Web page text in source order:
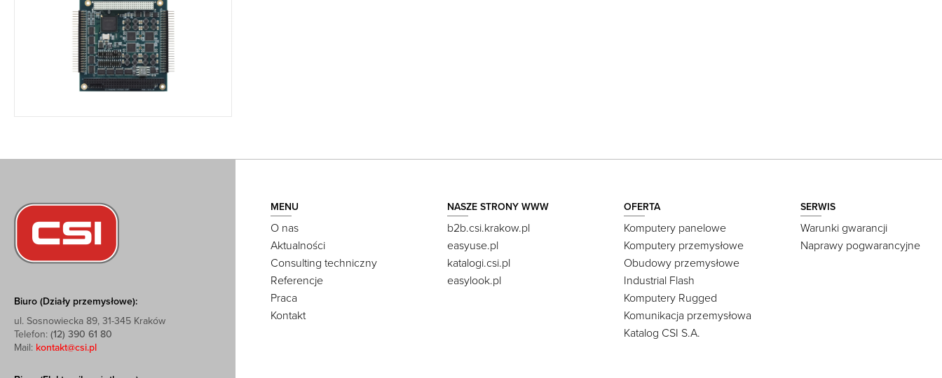
Biuro (Działy przemysłowe):
ul. Sosnowiecka 89, 31-345 Kraków
Telefon: (12) 390 61 80
Mail: kontakt@csi.pl
MENU
O nas
Aktualności
Consulting techniczny
Referencje
Praca
Kontakt
NASZE STRONY WWW
b2b.csi.krakow.pl
easyuse.pl
katalogi.csi.pl
easylook.pl
OFERTA
Komputery panelowe
Komputery przemysłowe
Obudowy przemysłowe
Industrial Flash
Komputery Rugged
Komunikacja przemysłowa
Katalog CSI S.A.
SERWIS
Warunki gwarancji
Naprawy pogwarancyjne